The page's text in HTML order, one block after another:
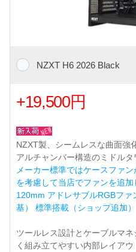
NZXT H6 2026 Black
+19,500円
NZXT製、シームレスな曲面強
アルチャンバー構造のミドルタ
メーカー標準ではケースファ
を考慮して当店でファンを追加
120mm アドレサブルRGBファ
基） 標準搭載（ショップ追加）
ツールレス設計とケーブルマ
く組み立てやすい内部レイア